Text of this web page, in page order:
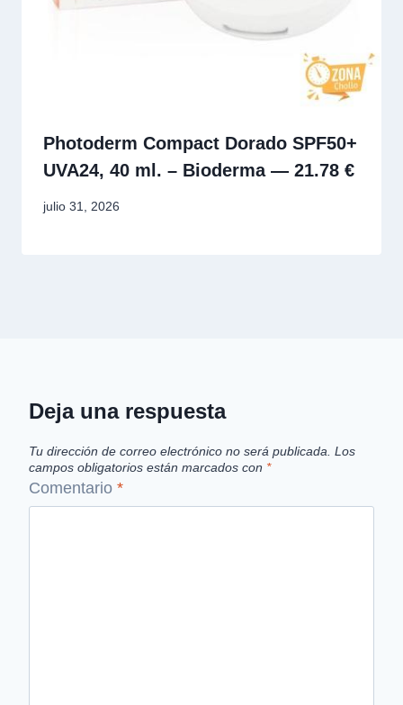
Photoderm Compact Dorado SPF50+
UVA24, 40 ml. – Bioderma — 21.78 €
julio 31, 2026
Deja una respuesta
Tu dirección de correo electrónico no será publicada. Los
campos obligatorios están marcados con *
Comentario *